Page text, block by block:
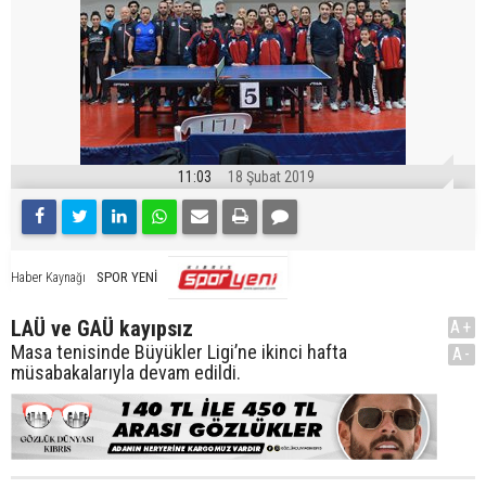
11:03 18 Şubat 2019
Haber Kaynağı SPOR YENİ
LAÜ ve GAÜ kayıpsız
Masa tenisinde Büyükler Ligi’ne ikinci hafta
müsabakalarıyla devam edildi.
A+
A-